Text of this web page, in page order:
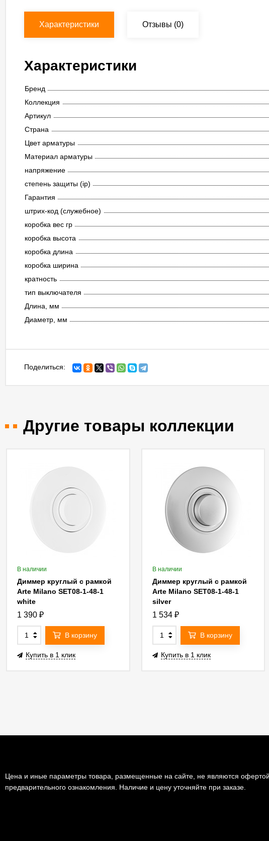
Характеристики Отзывы (0)
Характеристики
Бренд
Коллекция
Артикул
Страна
Цвет арматуры
Материал арматуры
напряжение
степень защиты (ip)
Гарантия
штрих-код (служебное)
коробка вес гр
коробка высота
коробка длина
коробка ширина
кратность
тип выключателя
Длина, мм
Диаметр, мм
Поделиться:
Другие товары коллекции
В наличии
Диммер круглый с рамкой
Arte Milano SET08-1-48-1
white
1 390 ₽
В корзину
Купить в 1 клик
В наличии
Диммер круглый с рамкой
Arte Milano SET08-1-48-1
silver
1 534 ₽
В корзину
Купить в 1 клик
Цена и иные параметры товара, размещенные на сайте, не являются
предварительного ознакомления. Наличие и цену уточняйте при заказе.